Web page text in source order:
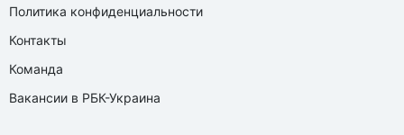
Политика конфиденциальности
Контакты
Команда
Вакансии в РБК-Украина